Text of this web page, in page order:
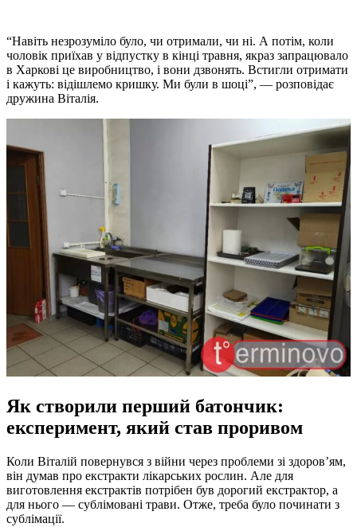
“Навіть незрозуміло було, чи отримали, чи ні. А потім, коли
чоловік приїхав у відпустку в кінці травня, якраз запрацювало
в Харкові це виробництво, і вони дзвонять. Встигли отримати
і кажуть: відішлемо кришку. Ми були в шоці”, — розповідає
дружина Віталія.
Як створили перший батончик:
експеримент, який став проривом
Коли Віталій повернувся з війни через проблеми зі здоров’ям,
він думав про екстракти лікарських рослин. Але для
виготовлення екстрактів потрібен був дорогий екстрактор, а
для нього — сублімовані трави. Отже, треба було починати з
сублімації.